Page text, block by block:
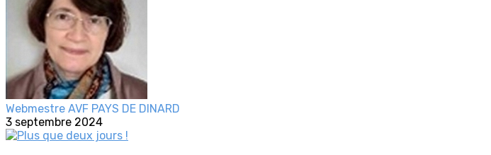
Webmestre AVF PAYS DE DINARD
3 septembre 2024